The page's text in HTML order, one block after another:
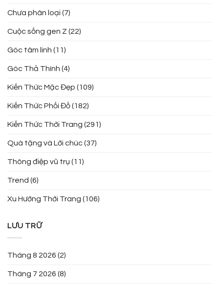
Chưa phân loại (7)
Cuộc sống gen Z (22)
Góc tâm linh (11)
Góc Thả Thính (4)
Kiến Thức Mặc Đẹp (109)
Kiến Thức Phối Đồ(182)
Kiến Thức Thời Trang (291)
Quà tặng và Lời chúc(37)
Thông điệp vũ trụ (11)
Trend (6)
Xu Hướng Thời Trang (106)
LƯU TRỮ
Tháng 8 2026 (2)
Tháng 7 2026 (8)